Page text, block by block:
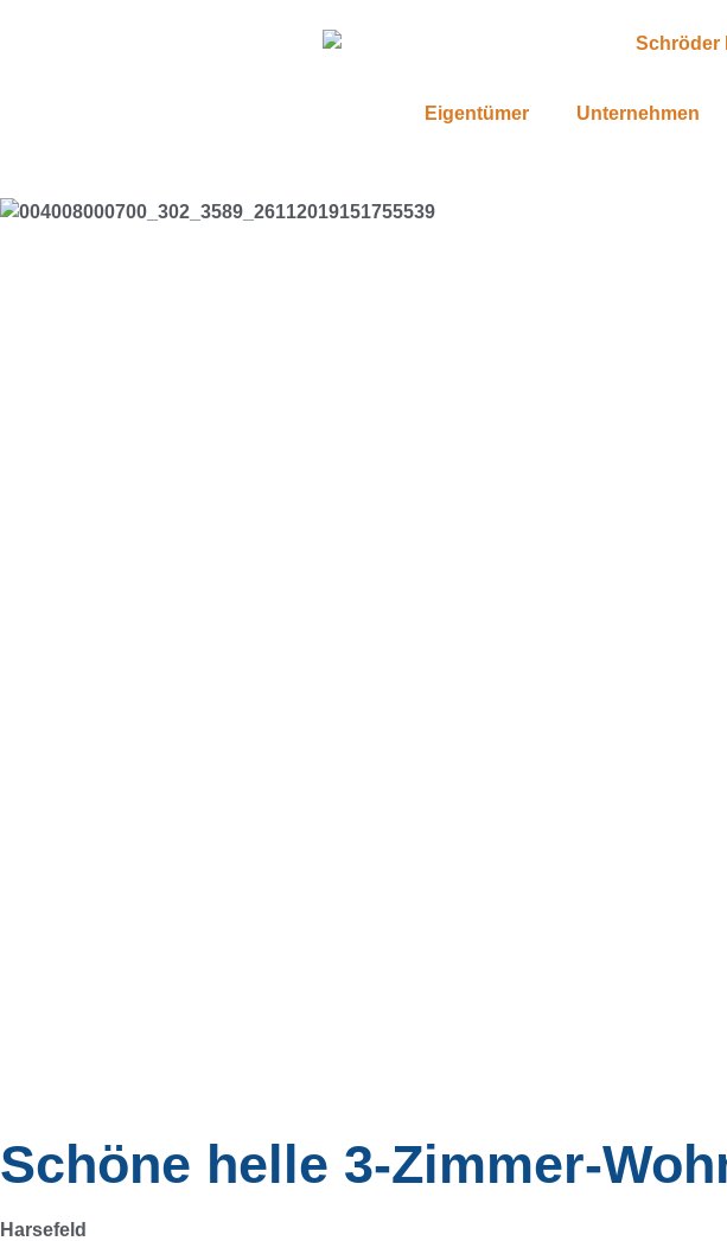
Eigentümer Unternehmen
Schöne helle 3-Zimmer-
Harsefeld